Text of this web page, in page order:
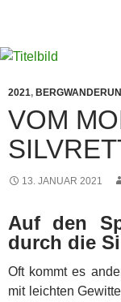
2021,
VOM
13. JANUAR 2021
Auf den
durch die
Oft kommt es
mit leichten